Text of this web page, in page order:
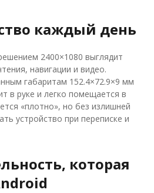
каждый день
2400×1080 выглядит
навигации и видео.
габаритам 152.4×72.9×9 мм
в руке и легко помещается в
«плотно», но без излишней
устройство при переписке и
которая